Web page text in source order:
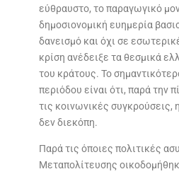
εύθραυστο, το παραγωγικό
δημοσιονομική ευημερία
δανεισμό και όχι σε
κρίση ανέδειξε τα θεσμικά
του κράτους. Το
περιόδου είναι ότι, παρά την
τις κοινωνικές συγκρούσεις,
δεν διεκόπη.
Παρά τις όποιες πολιτικές
Μεταπολίτευσης